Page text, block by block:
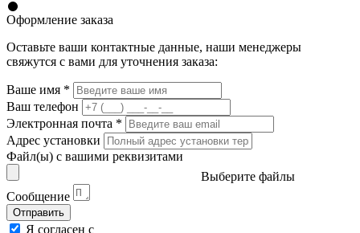
Оформление заказа
Оставьте ваши контактные данные, наши менеджеры
свяжутся с вами для уточнения заказа:
Ваше имя *
Ваш телефон
Электронная почта *
Адрес установки
Файл(ы) с вашими реквизитами
Выберите файлы
Сообщение
Отправить
Я согласен с